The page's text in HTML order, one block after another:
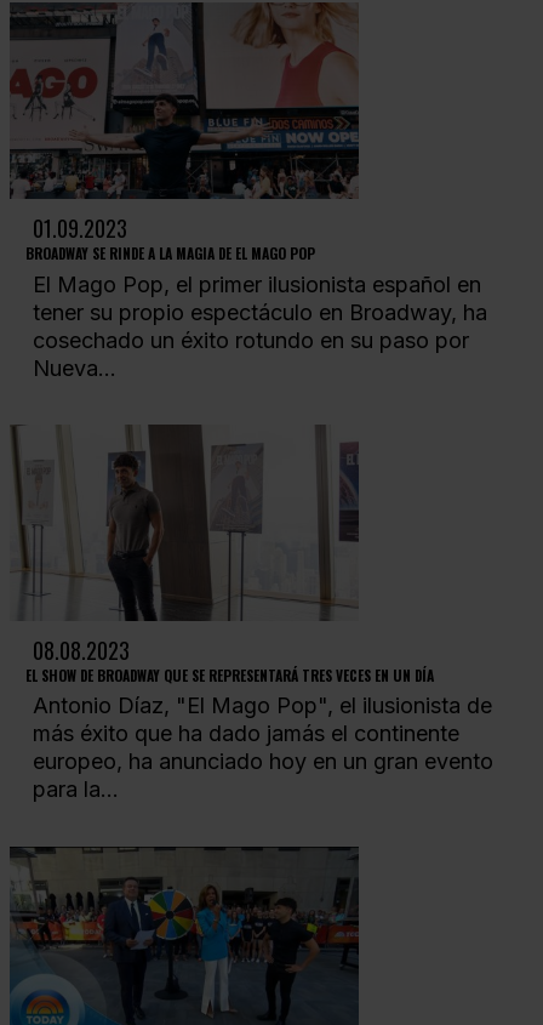
01.09.2023
BROADWAY SE RINDE A LA MAGIA DE EL MAGO POP
El Mago Pop, el primer ilusionista español en
tener su propio espectáculo en Broadway, ha
cosechado un éxito rotundo en su paso por
Nueva...
08.08.2023
EL SHOW DE BROADWAY QUE SE REPRESENTARÁ TRES VECES EN UN DÍA
Antonio Díaz, "El Mago Pop", el ilusionista de
más éxito que ha dado jamás el continente
europeo, ha anunciado hoy en un gran evento
para la...